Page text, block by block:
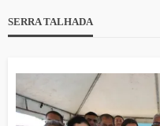
SERRA TALHADA